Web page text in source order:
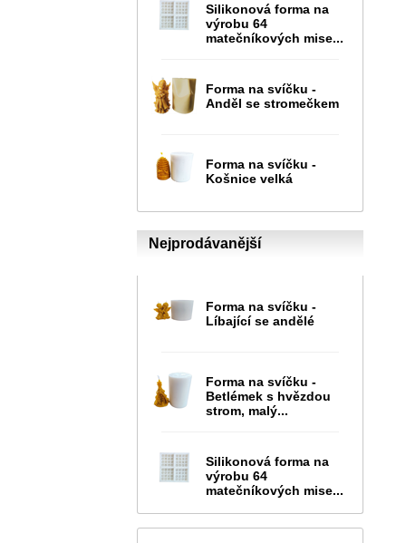
Silikonová forma na
výrobu 64
matečníkových mise...
Forma na svíčku -
Anděl se stromečkem
Forma na svíčku -
Košnice velká
Nejprodávanější
Forma na svíčku -
Líbající se andělé
Forma na svíčku -
Betlémek s hvězdou
strom, malý...
Silikonová forma na
výrobu 64
matečníkových mise...